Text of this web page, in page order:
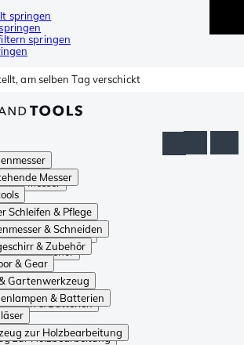
springen
springen
am selben Tag verschickt
Messer
Schleifen & Pflege
& Schneiden
& Zubehör
& Gear
Gartenwerkzeug
& Batterien
zur Holzbearbeitung
Messer
& Pflege
& Schneiden
& Zubehör
& Gear
& Batterien
zur Holzbearbeitung